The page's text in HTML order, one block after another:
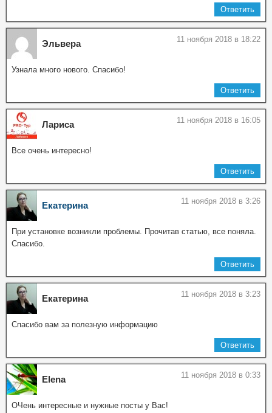
Ответить
Эльвера 11 ноября 2018 в 18:22
Узнала много нового. Спасибо!
Ответить
Лариса 11 ноября 2018 в 16:05
Все очень интересно!
Ответить
Екатерина 11 ноября 2018 в 3:26
При установке возникли проблемы. Прочитав статью, все поняла.
Спасибо.
Ответить
Екатерина 11 ноября 2018 в 3:23
Спасибо вам за полезную информацию
Ответить
Elena 11 ноября 2018 в 0:33
ОЧень интересные и нужные посты у Вас!